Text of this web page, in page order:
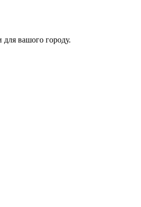
для вашого городу.